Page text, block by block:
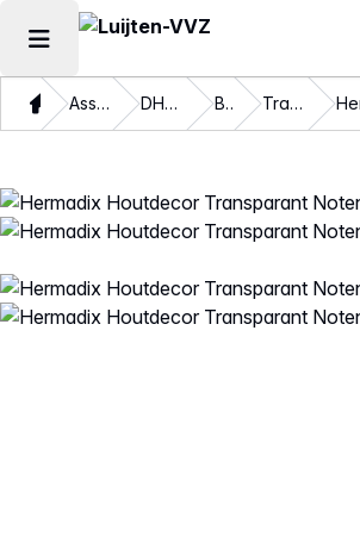
Hoofdmenu openen
ThuisAssortiment DHZ verven Beits Transparant